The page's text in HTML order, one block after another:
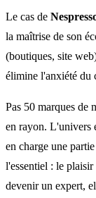
Le cas de
la maîtrise de son
(boutiques, site
élimine l'anxiété du
Pas 50 marques de
en rayon. L'univers
en charge une
l'essentiel : le plaisir
devenir un expert,